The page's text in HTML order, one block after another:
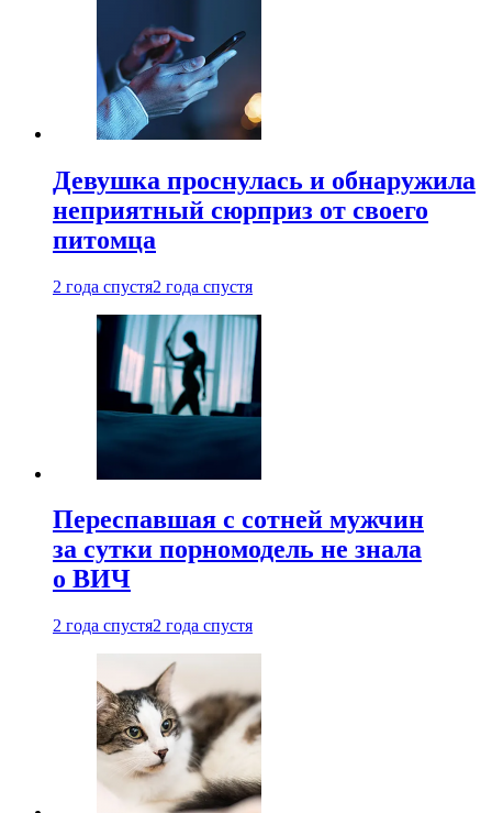
Девушка проснулась и обнаружила
неприятный сюрприз от своего
питомца
2 года спустя2 года спустя
Переспавшая с сотней мужчин
за сутки порномодель не знала
о ВИЧ
2 года спустя2 года спустя